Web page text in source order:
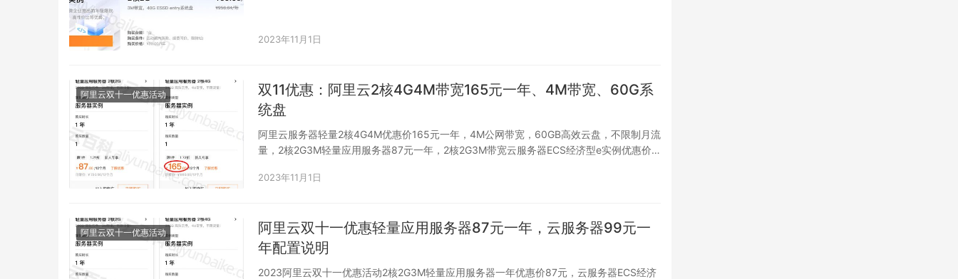
2023年11月1日
阿里云双十一优惠活动
双11优惠：阿里云2核4G4M带宽165元一年、4M带宽、60G系
统盘
阿里云服务器轻量2核4G4M优惠价165元一年，4M公网带宽，60GB高效云盘，不限制月流
量，2核2G3M轻量应用服务器87元一年，2核2G3M带宽云服务器ECS经济型e实例优惠价…
2023年11月1日
阿里云双十一优惠活动
阿里云双十一优惠轻量应用服务器87元一年，云服务器99元一
年配置说明
2023阿里云双十一优惠活动2核2G3M轻量应用服务器一年优惠价87元，云服务器ECS经济